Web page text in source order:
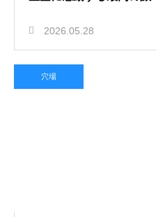
2026.05.28
穴場